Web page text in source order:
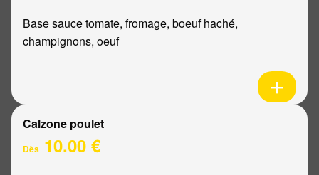
Base sauce tomate, fromage, boeuf haché,
champignons, oeuf
Calzone poulet
Dès 10.00 €